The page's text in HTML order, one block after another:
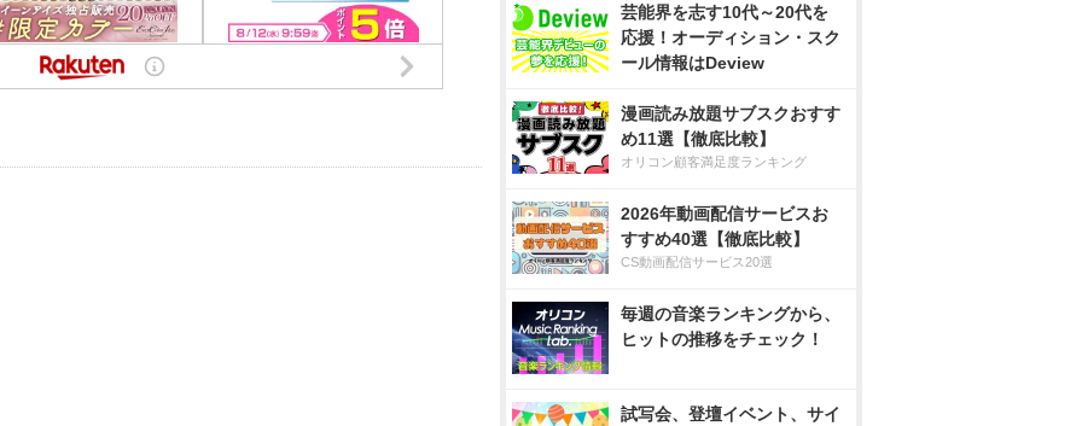
芸能界を志す10代～20代を
応援！オーディション・スク
ール情報はDeview
漫画読み放題サブスクおすす
め11選【徹底比較】
オリコン顧客満足度ランキング
2026年動画配信サービスお
すすめ40選【徹底比較】
CS動画配信サービス20選
毎週の音楽ランキングから、
ヒットの推移をチェック！
試写会、登壇イベント、サイ